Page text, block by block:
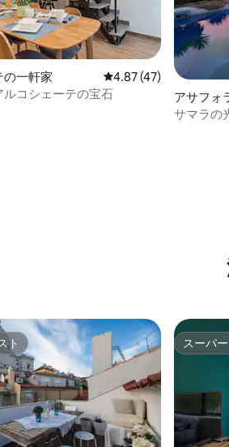
の一軒家 レビュー47件、5つ星
4.87 (47)
ルコシェーテの宝石
アサフォ
サマラの
ト
ト スーパ
スーパ